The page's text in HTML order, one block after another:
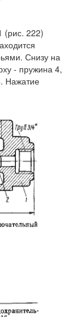
(рис. 222)
Снизу на
- пружина 4,
Нажатие